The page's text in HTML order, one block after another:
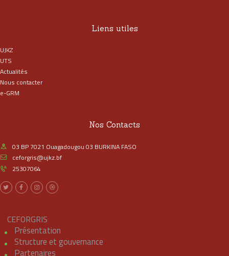
Liens utiles
UJKZ
UTS
Actualités
Nous contacter
e-GRM
Nos Contacts
03 BP 7021 Ouagadougou 03 BURKINA FASO
ceforgris@ujkz.bf
25307064
CEFORGRIS
Présentation
Structure et gouvernance
Partenaires